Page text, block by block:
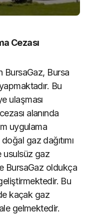
Cezası
BursaGaz, Bursa
Bu
ulaşması
alanında
uygulama
gaz dağıtımı
usulsüz gaz
BursaGaz oldukça
Bu
kaçak gaz
gelmektedir.